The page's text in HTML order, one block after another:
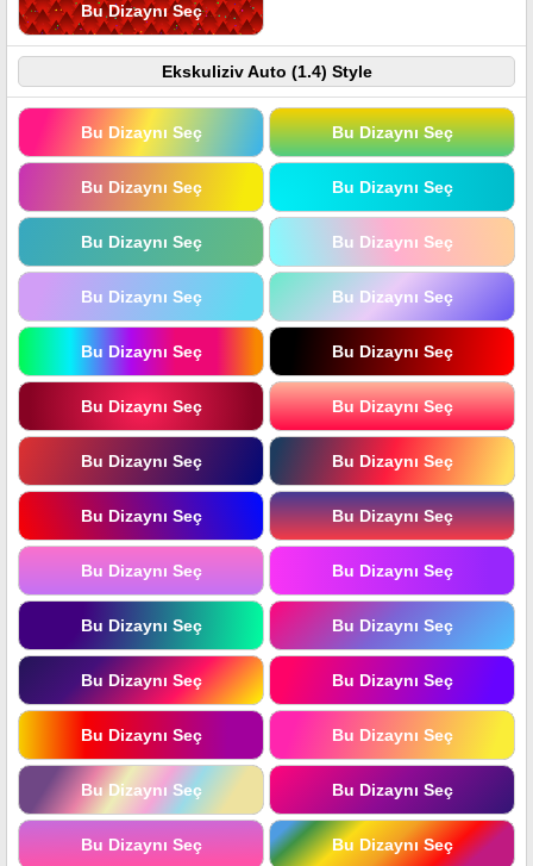
Bu Dizaynı Seç
Ekskuliziv Auto (1.4) Style
Bu Dizaynı Seç Bu Dizaynı Seç
Bu Dizaynı Seç Bu Dizaynı Seç
Bu Dizaynı Seç Bu Dizaynı Seç
Bu Dizaynı Seç Bu Dizaynı Seç
Bu Dizaynı Seç Bu Dizaynı Seç
Bu Dizaynı Seç Bu Dizaynı Seç
Bu Dizaynı Seç Bu Dizaynı Seç
Bu Dizaynı Seç Bu Dizaynı Seç
Bu Dizaynı Seç Bu Dizaynı Seç
Bu Dizaynı Seç Bu Dizaynı Seç
Bu Dizaynı Seç Bu Dizaynı Seç
Bu Dizaynı Seç Bu Dizaynı Seç
Bu Dizaynı Seç Bu Dizaynı Seç
Bu Dizaynı Seç Bu Dizaynı Seç